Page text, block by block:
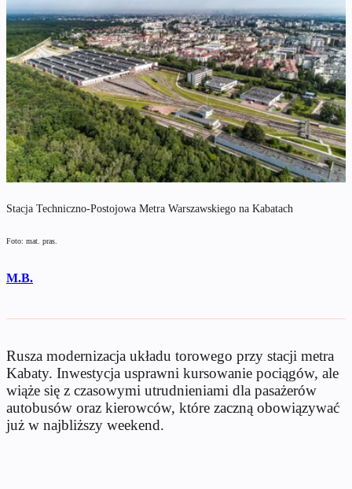
Stacja Techniczno-Postojowa Metra Warszawskiego na Kabatach
Foto: mat. pras.
M.B.
Rusza modernizacja układu torowego przy stacji metra
Kabaty. Inwestycja usprawni kursowanie pociągów, ale
wiąże się z czasowymi utrudnieniami dla pasażerów
autobusów oraz kierowców, które zaczną obowiązywać
już w najbliższy weekend.